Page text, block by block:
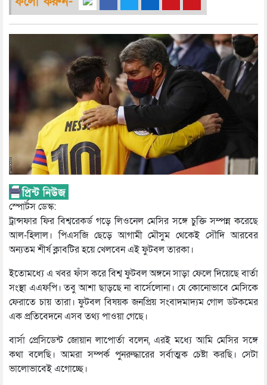
স্পোর্টস ডেস্ক:
ট্রান্সফার ফির বিশ্বরেকর্ড গড়ে লিওনেল মেসির সঙ্গে চুক্তি সম্পন্ন করেছে
আল-হিলাল। পিএসজি ছেড়ে আগামী মৌসুম থেকেই সৌদি আরবের
অন্যতম শীর্ষ ক্লাবটির হয়ে খেলবেন এই ফুটবল তারকা।
ইতোমধ্যে এ খবর ফাঁস করে বিশ্ব ফুটবল অঙ্গনে সাড়া ফেলে দিয়েছে বার্তা
সংস্থা এএফপি। তবু আশা ছাড়ছে না বার্সেলোনা। যে কোনোভাবে মেসিকে
ফেরাতে চায় তারা। ফুটবল বিষয়ক জনপ্রিয় সংবাদমাদ্যম গোল ডটকমের
এক প্রতিবেদনে এসব তথ্য পাওয়া গেছে।
বার্সা প্রেসিডেন্ট জোয়ান লাপোর্তা বলেন, এরই মধ্যে আমি মেসির সঙ্গে
কথা বলেছি। আমরা সম্পর্ক পুনরুদ্ধারের সর্বাত্মক চেষ্টা করছি। সেটা
ভালোভাবেই এগোচ্ছে।